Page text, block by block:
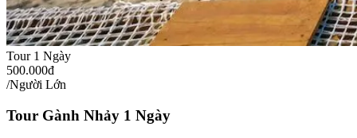
Tour 1 Ngày
500.000đ
/Người Lớn
Tour Gành Nhảy 1 Ngày